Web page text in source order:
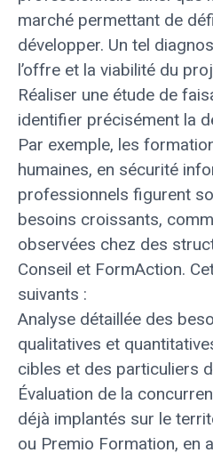
marché permettant de
développer. Un tel
l’offre et la viabilité du
Réaliser une étude de
identifier précisément la
Par exemple, les
humaines, en sécurité
professionnels figurent
besoins croissants,
observées chez des
Conseil et FormAction.
suivants :
Analyse détaillée des
qualitatives et
cibles et des particuliers
Évaluation de la
déjà implantés sur le
ou Premio Formation, en